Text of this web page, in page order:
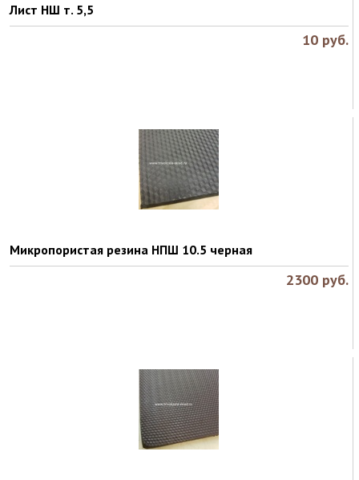
Лист НШ т. 5,5
10 руб.
Микропористая резина НПШ 10.5 черная
2300 руб.